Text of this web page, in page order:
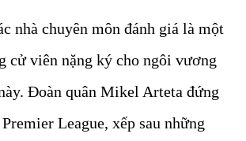
nhà chuyên môn đánh giá là một
cử viên nặng ký cho ngôi vương
Đoàn quân Mikel Arteta đứng
League, xếp sau những